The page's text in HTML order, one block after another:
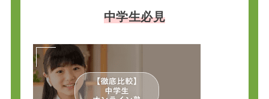
中学生必見